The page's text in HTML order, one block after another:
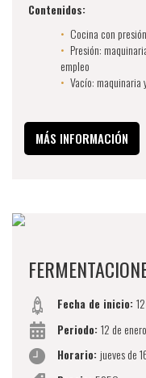
Contenidos:
Cocina con
Presión:
empleo
Vacío: maquinaria
MÁS INFORMACIÓN
Fecha de inicio:
Periodo: 12 de
Horario: jueves de